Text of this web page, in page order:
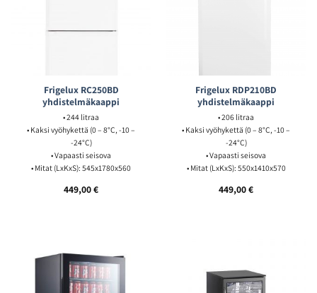
Frigelux RC250BD
yhdistelmäkaappi
• 244 litraa
• Kaksi vyöhykettä (0 – 8°C, -10 –
-24°C)
• Vapaasti seisova
• Mitat (LxKxS): 545x1780x560
449,00€
Frigelux RDP210BD
yhdistelmäkaappi
• 206 litraa
• Kaksi vyöhykettä (0 – 8°C, -10 –
-24°C)
• Vapaasti seisova
• Mitat (LxKxS): 550x1410x570
449,00€